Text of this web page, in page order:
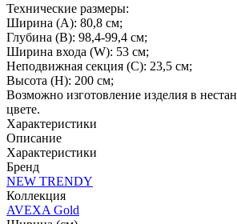
Технические размеры:
Ширина (A): 80,8 см;
Глубина (B): 98,4-99,4 см;
Ширина входа (W): 53 см;
Неподвижная секция (С): 23,5 см;
Высота (H): 200 см;
Возможно изготовление изделия в
цвете.
Характеристики
Описание
Характеристики
Бренд
NEW TRENDY
Коллекция
AVEXA Gold